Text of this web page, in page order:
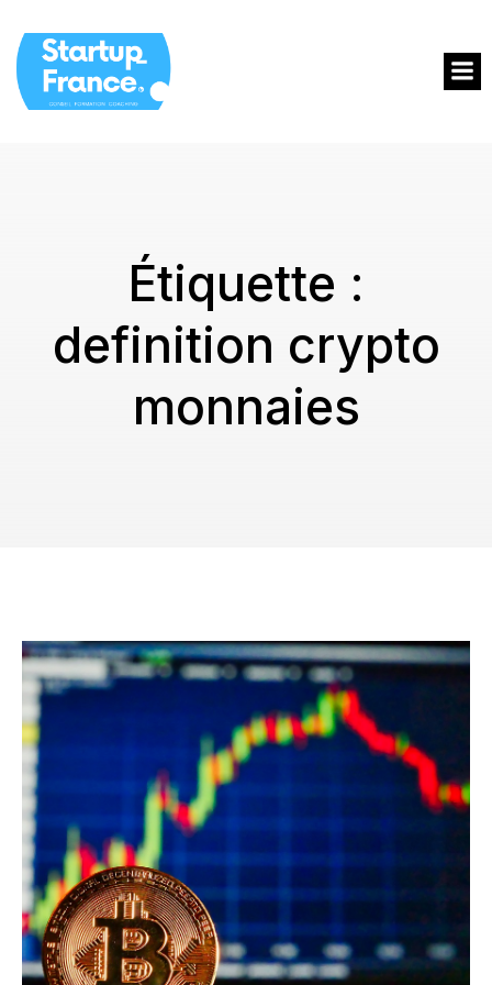
Étiquette :
definition crypto
monnaies